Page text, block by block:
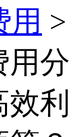
用 >
用分
利